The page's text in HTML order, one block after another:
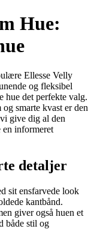
Hue:
Ellesse Velly
og fleksibel
hue det perfekte valg.
smarte kvast er den
give dig al den
informeret
detaljer
sit ensfarvede look
kantbånd.
giver også huen et
både stil og